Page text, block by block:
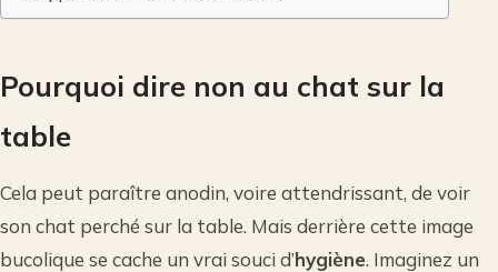
Pourquoi dire non au chat sur la
table
Cela peut paraître anodin, voire attendrissant, de voir
son chat perché sur la table. Mais derrière cette image
bucolique se cache un vrai souci d’hygiène. Imaginez un